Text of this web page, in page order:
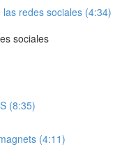
redes sociales (4:34)
sociales
(8:35)
(4:11)